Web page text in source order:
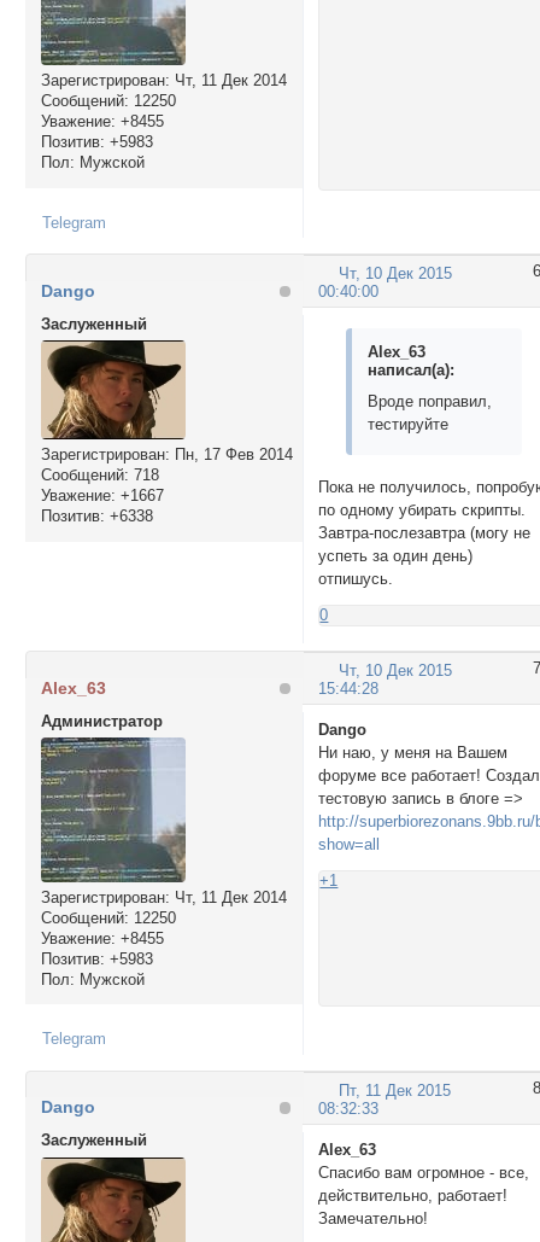
Зарегистрирован: Чт, 11 Дек 2014
Сообщений: 12250
Уважение: +8455
Позитив: +5983
Пол: Мужской
Telegram
6
Чт, 10 Дек 2015
00:40:00
Dango
Заслуженный
Зарегистрирован: Пн, 17 Фев 2014
Сообщений: 718
Уважение: +1667
Позитив: +6338
Alex_63
написал(а):
Вроде поправил,
тестируйте
Пока не получилось,
по одному убирать скрипты.
Завтра-послезавтра (могу не
успеть за один день)
отпишусь.
0
7
Чт, 10 Дек 2015
15:44:28
Alex_63
Администратор
Зарегистрирован: Чт, 11 Дек 2014
Сообщений: 12250
Уважение: +8455
Позитив: +5983
Пол: Мужской
Dango
Ни наю, у меня на Вашем
форуме все работает! Создал
тестовую запись в блоге =>
http://superbiorezonans.9bb.ru/
show=all
+1
Telegram
8
Пт, 11 Дек 2015
08:32:33
Dango
Заслуженный
Alex_63
Спасибо вам огромное - все,
действительно, работает!
Замечательно!